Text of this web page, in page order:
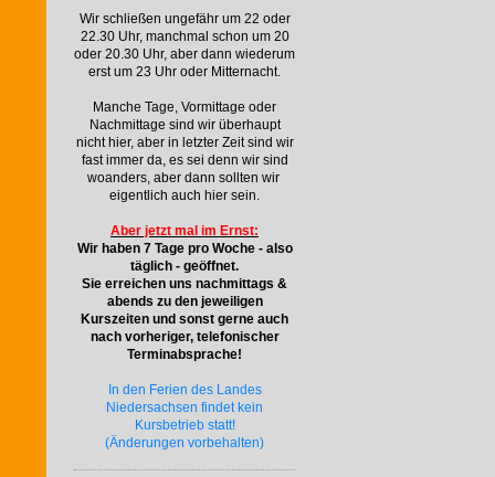
Wir schließen ungefähr um 22 oder
22.30 Uhr, manchmal schon um 20
oder 20.30 Uhr, aber dann wiederum
erst um 23 Uhr oder Mitternacht.
Manche Tage, Vormittage oder
Nachmittage sind wir überhaupt
nicht hier, aber in letzter Zeit sind wir
fast immer da, es sei denn wir sind
woanders, aber dann sollten wir
eigentlich auch hier sein.
Aber jetzt mal im Ernst:
Wir haben 7 Tage pro Woche - also
täglich - geöffnet.
Sie erreichen uns nachmittags &
abends zu den jeweiligen
Kurszeiten und sonst gerne auch
nach vorheriger, telefonischer
Terminabsprache!
In den Ferien des Landes
Niedersachsen findet kein
Kursbetrieb statt!
(Änderungen vorbehalten)